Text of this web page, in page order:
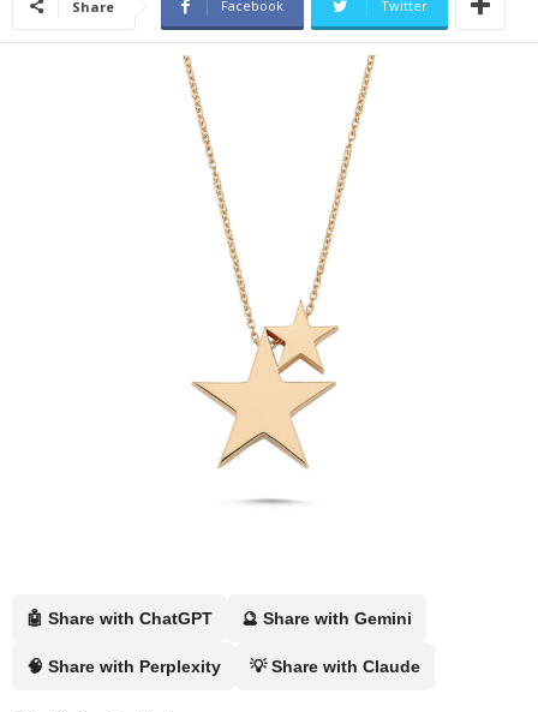
Share Facebook Twitter
🤖 Share with ChatGPT 🔮 Share with Gemini
🧠 Share with Perplexity 💡 Share with Claude